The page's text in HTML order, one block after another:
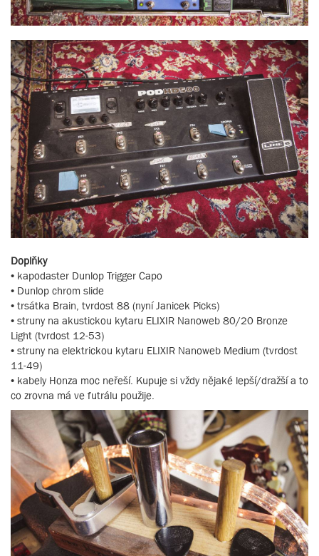
Doplňky
• kapodaster Dunlop Trigger Capo
• Dunlop chrom slide
• trsátka Brain, tvrdost 88 (nyní Janicek Picks)
• struny na akustickou kytaru ELIXIR Nanoweb 80/20 Bronze
Light (tvrdost 12-53)
• struny na elektrickou kytaru ELIXIR Nanoweb Medium (tvrdost
11-49)
• kabely Honza moc neřeší. Kupuje si vždy nějaké lepší/dražší a to
co zrovna má ve futrálu použije.